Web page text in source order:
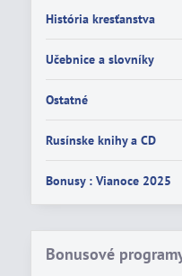
História kresťanstva
Učebnice a slovníky
Ostatné
Rusínske knihy a CD
Bonusy : Vianoce 2025
Bonusové